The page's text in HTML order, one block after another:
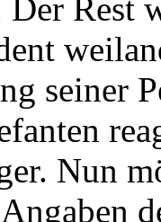
Rest
seiner
Nun